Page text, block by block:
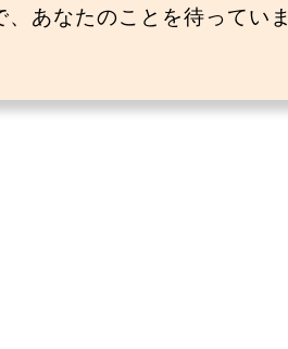
あなたのことを待っていま